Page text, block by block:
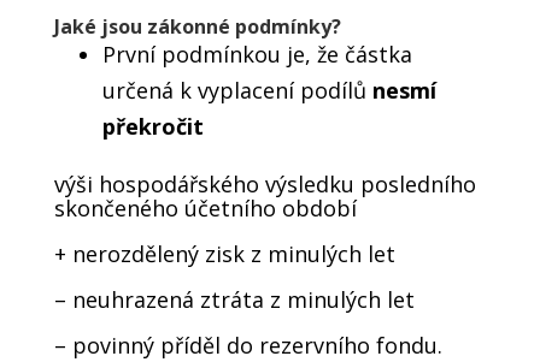
Jaké jsou zákonné podmínky?
První podmínkou je, že částka
určená k vyplacení podílů nesmí
překročit
výši hospodářského výsledku posledního
skončeného účetního období
+ nerozdělený zisk z minulých let
– neuhrazená ztráta z minulých let
– povinný příděl do rezervního fondu.